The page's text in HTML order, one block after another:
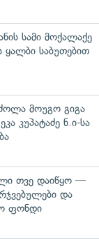
სამი მოქალაქე
ყალბი საბუთებით
მოუგო გიგა
კუპატაძე ნ.ი-სა
თვე დაიწყო —
და
ფონდი